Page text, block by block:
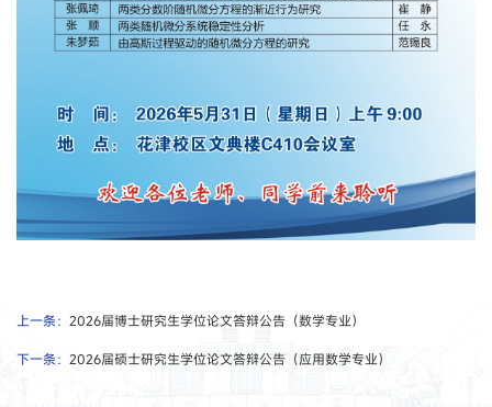
上一条： 2026届博士研究生学位论文答辩公告（数学专业）
下一条： 2026届硕士研究生学位论文答辩公告（应用数学专业）